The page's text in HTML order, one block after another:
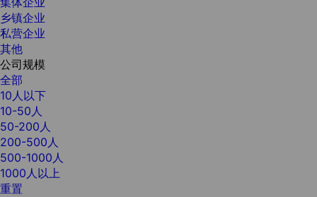
乡镇企业
私营企业
其他
公司规模
全部
10人以下
10-50人
50-200人
200-500人
500-1000人
1000人以上
重置